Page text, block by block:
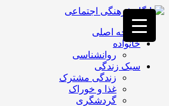
فصد
خون
غرب
تهران
خشکشویی
تصفیه
صفحه اصلی
خانواده
روانشناسی
سبک زندگی
زندگی مشترک
غذا و خوراک
گردشگری